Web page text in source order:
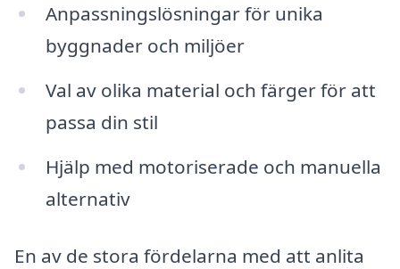
Anpassningslösningar för unika
byggnader och miljöer
Val av olika material och färger för att
passa din stil
Hjälp med motoriserade och manuella
alternativ
En av de stora fördelarna med att anlita